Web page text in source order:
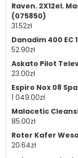
Raven. 2X12el.
(075850)
31.52zł
Danadim 400 EC
52.90zł
Askato Pilot
23.00zł
Espiro Nox 08
1 049.00zł
Malacetic
85.00zł
Roter Kafer
20.64zł